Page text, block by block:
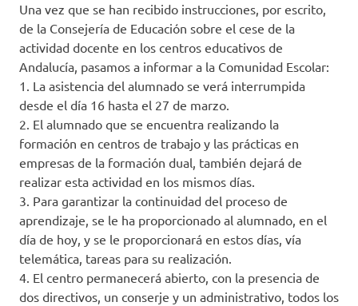
Una vez que se han recibido instrucciones, por escrito,
de la Consejería de Educación sobre el cese de la
actividad docente en los centros educativos de
Andalucía, pasamos a informar a la Comunidad Escolar:
1. La asistencia del alumnado se verá interrumpida
desde el día 16 hasta el 27 de marzo.
2. El alumnado que se encuentra realizando la
formación en centros de trabajo y las prácticas en
empresas de la formación dual, también dejará de
realizar esta actividad en los mismos días.
3. Para garantizar la continuidad del proceso de
aprendizaje, se le ha proporcionado al alumnado, en el
día de hoy, y se le proporcionará en estos días, vía
telemática, tareas para su realización.
4. El centro permanecerá abierto, con la presencia de
dos directivos, un conserje y un administrativo, todos los